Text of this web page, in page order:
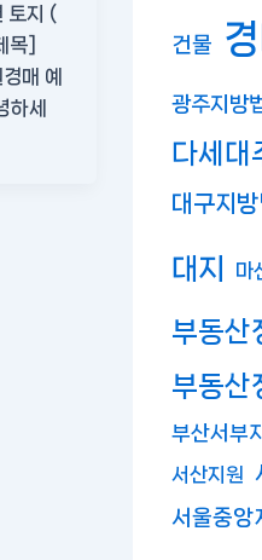
토지 (
목]
매 예
하세
건물
광주지방
다세대
대구지
대지 마
부동산
부동산
부산서부
서산지원
서울중앙